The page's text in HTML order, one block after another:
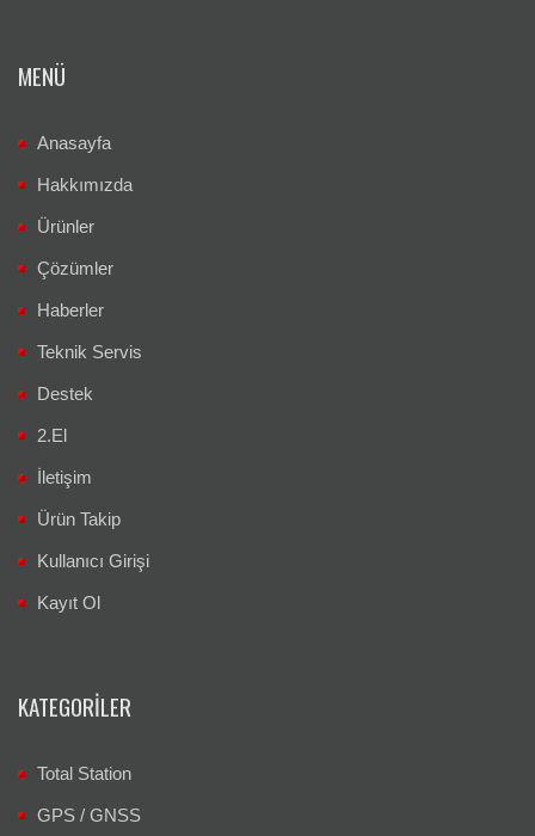
MENÜ
Anasayfa
Hakkımızda
Ürünler
Çözümler
Haberler
Teknik Servis
Destek
2.El
İletişim
Ürün Takip
Kullanıcı Girişi
Kayıt Ol
KATEGORILER
Total Station
GPS / GNSS